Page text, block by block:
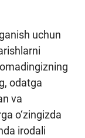
uchun
odatga
va
o‘zingizda
irodali